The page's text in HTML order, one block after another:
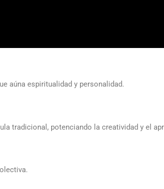
aúna espiritualidad y personalidad.
tradicional, potenciando la creatividad y el